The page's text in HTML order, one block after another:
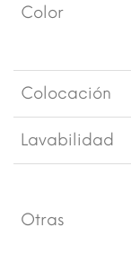
Color
Colocación
Lavabilidad
Otras